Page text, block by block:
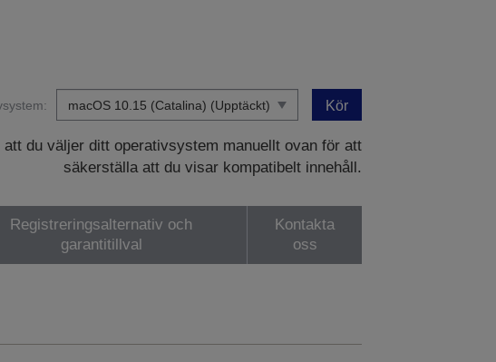
Kör
du väljer ditt operativsystem manuellt ovan för att
säkerställa att du visar kompatibelt innehåll.
Registreringsalternativ och
garantitillval
Kontakta
oss